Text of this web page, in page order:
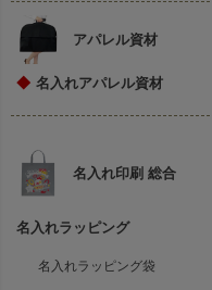
アパレル資材
◆ 名入れアパレル資材
名入れ印刷 総合
名入れラッピング
名入れラッピング袋